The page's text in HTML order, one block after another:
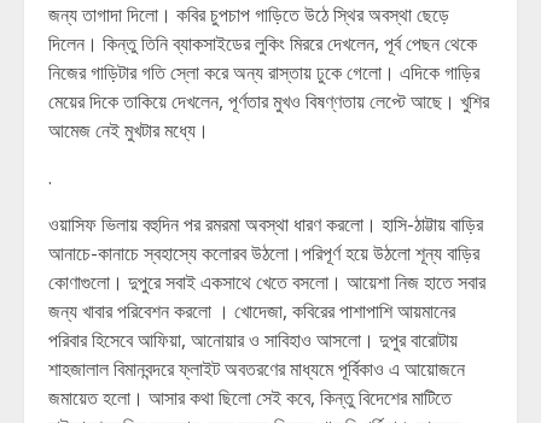
জন্য তাগাদা দিলো। কবির চুপচাপ গাড়িতে উঠে স্থির অবস্থা ছেড়ে
দিলেন। কিন্তু তিনি ব্যাকসাইডের লুকিং মিররে দেখলেন, পূর্ব পেছন থেকে
নিজের গাড়িটার গতি স্লো করে অন্য রাস্তায় ঢুকে গেলো। এদিকে গাড়ির
মেয়ের দিকে তাকিয়ে দেখলেন, পূর্ণতার মুখও বিষণ্ণতায় লেপ্টে আছে। খুশির
আমেজ নেই মুখটার মধ্যে।
.
ওয়াসিফ ভিলায় বহুদিন পর রমরমা অবস্থা ধারণ করলো। হাসি-ঠাট্টায় বাড়ির
আনাচে-কানাচে স্বহাস্যে কলোরব উঠলো।পরিপূর্ণ হয়ে উঠলো শূন্য বাড়ির
কোণাগুলো। দুপুরে সবাই একসাথে খেতে বসলো। আয়েশা নিজ হাতে সবার
জন্য খাবার পরিবেশন করলো । খোদেজা, কবিরের পাশাপাশি আয়মানের
পরিবার হিসেবে আফিয়া, আনোয়ার ও সাবিহাও আসলো। দুপুর বারোটায়
শাহজালাল বিমানবন্দরে ফ্লাইট অবতরণের মাধ্যমে পূর্বিকাও এ আয়োজনে
জমায়েত হলো। আসার কথা ছিলো সেই কবে, কিন্তু বিদেশের মাটিতে